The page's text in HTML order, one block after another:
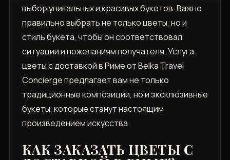
выбор уникальных и красивых букетов. Важно
правильно выбрать не только цветы, но и
стиль букета, чтобы он соответствовал
ситуации и пожеланиям получателя. Услуга
цветы с доставкой в Риме от Belka Travel
Concierge предлагает вам не только
традиционные композиции, но и эксклюзивные
букеты, которые станут настоящим
произведением искусства.
КАК ЗАКАЗАТЬ ЦВЕТЫ С